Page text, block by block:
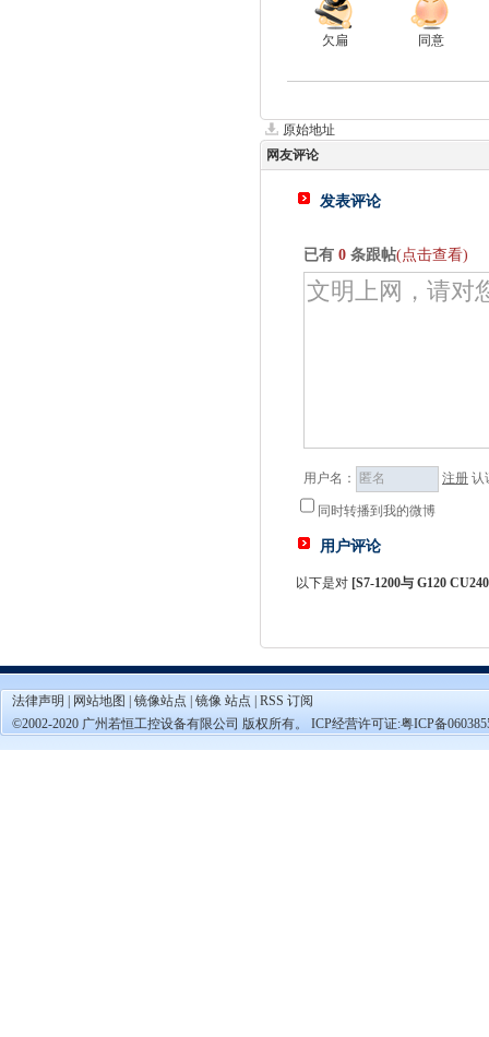
欠扁 同意
原始地址
网友评论
发表评论
已有 0 条跟帖(点击查看)
用户名： 注册 认
同时转播到我的微博
用户评论
以下是对 [S7-1200与 G120
法律声明 网站地图 镜像站点 镜像 站点
RSS 订阅
©2002-2020 广州若恒工控设备有限公司 版权所有。 ICP经营许可证:粤ICP备